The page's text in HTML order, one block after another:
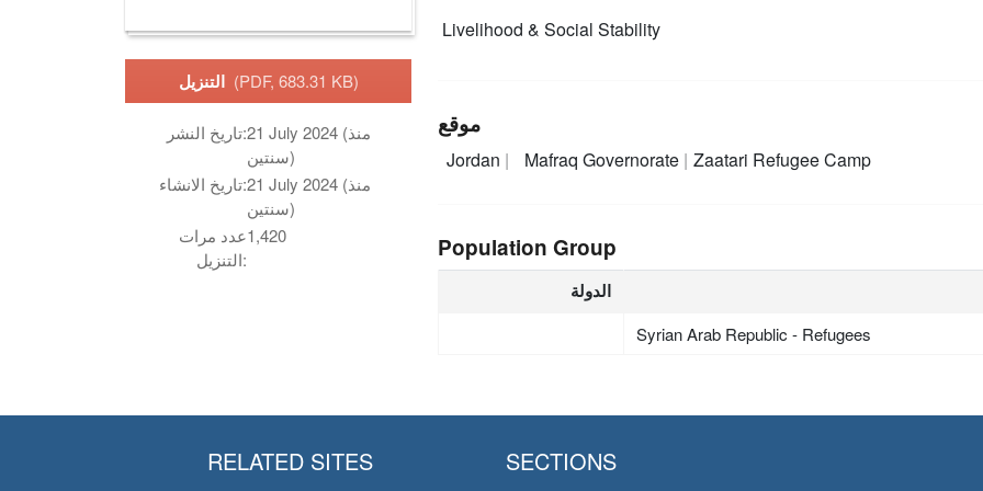
التنزيل (PDF, 683.31 KB)
تاريخ النشر:21 July 2024 (منذ
سنتين)
تاريخ الانشاء:21 July 2024 (منذ
سنتين)
عدد مرات
التنزيل:
1,420
Livelihood & Social Stability
موقع
Jordan Mafraq Governorate Zaatari Refugee Camp
Population Group
الدولة
Syrian Arab Republic - Refugees
SECTIONS
RELATED SITES